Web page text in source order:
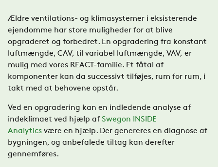
Ældre ventilations- og klimasystemer i eksisterende
ejendomme har store muligheder for at blive
opgraderet og forbedret. En opgradering fra konstant
luftmængde, CAV, til variabel luftmængde, VAV, er
mulig med vores REACT-familie. Et fåtal af
komponenter kan da successivt tilføjes, rum for rum, i
takt med at behovene opstår.
Ved en opgradering kan en indledende analyse af
indeklimaet ved hjælp af Swegon INSIDE
Analytics være en hjælp. Der genereres en diagnose af
bygningen, og anbefalede tiltag kan derefter
gennemføres.